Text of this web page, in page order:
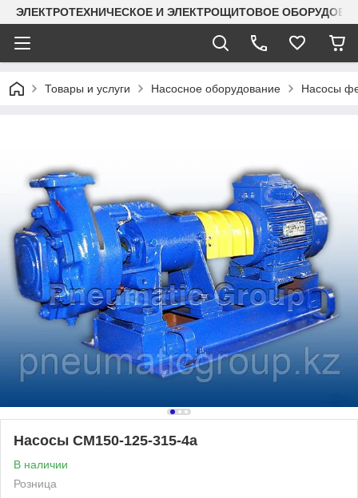
ЭЛЕКТРОТЕХНИЧЕСКОЕ И ЭЛЕКТРОЩИТОВОЕ
Товары и услуги Насосное оборудование Насосы
Насосы СМ150-125-315-4а
В наличии
Розница